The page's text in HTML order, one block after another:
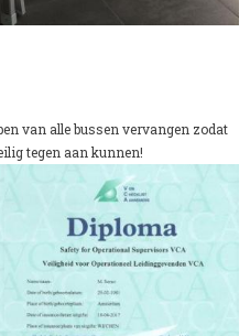
van alle bussen vervangen zodat
tegen aan kunnen!